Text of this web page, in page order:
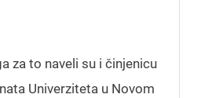
za to naveli su i činjenicu
Univerziteta u Novom